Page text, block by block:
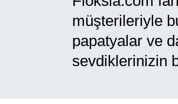
müşterileriyle
papatyalar ve
sevdiklerinizin